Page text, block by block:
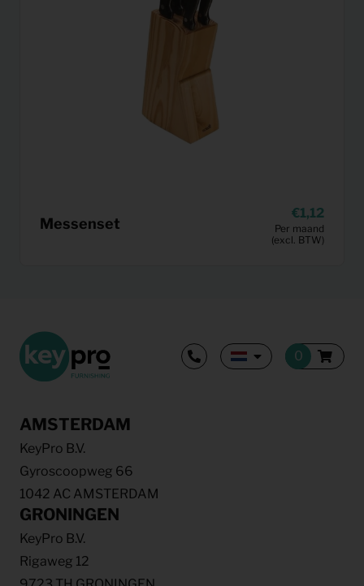
Messenset
1,12
Per maand
(excl. BTW)
AMSTERDAM
KeyPro B.V.
Gyroscoopweg 66
1042 AC AMSTERDAM
GRONINGEN
KeyPro B.V.
Rigaweg 12